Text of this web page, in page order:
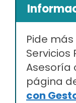
Pide
Servicios
Asesoría
página
con